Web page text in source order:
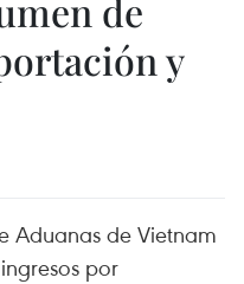
de
y
Aduanas de Vietnam
por